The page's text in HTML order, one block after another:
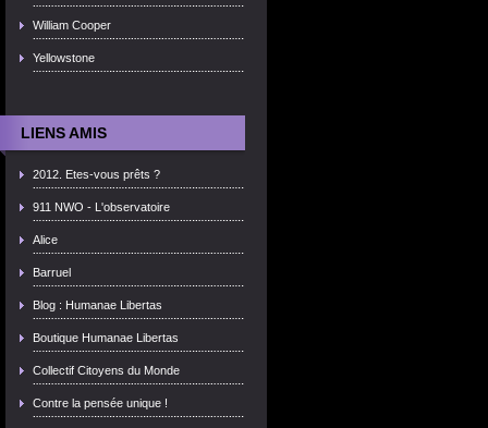
William Cooper
Yellowstone
LIENS AMIS
2012. Etes-vous prêts ?
911 NWO - L'observatoire
Alice
Barruel
Blog : Humanae Libertas
Boutique Humanae Libertas
Collectif Citoyens du Monde
Contre la pensée unique !